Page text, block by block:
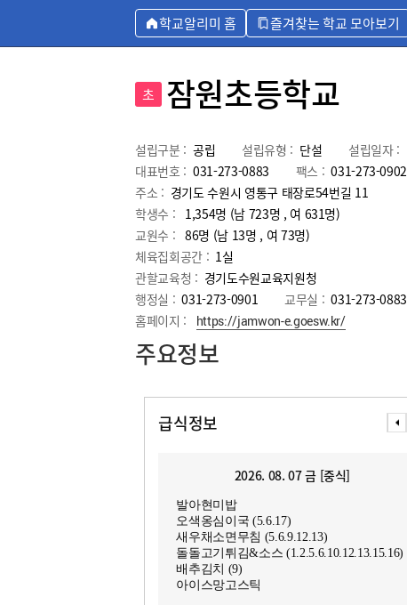
학교알리미 홈 즐겨찾는 학교 모아보기
초 잠원초등학교
설립구분 : 공립 설립유형 : 단설 설립일자 :
대표번호 : 031-273-0883 팩스 : 031-273-0902
주소 : 경기도 수원시 영통구 태장로54번길 11
학생수 : 1,354명 (남 723명 , 여 631명)
교원수 : 86명 (남 13명 , 여 73명)
체육집회공간 : 1실
관할교육청 : 경기도수원교육지원청
행정실 : 031-273-0901 교무실 : 031-273-0883
홈페이지 :
https://jamwon-e.goesw.kr/
주요정보
급식정보
2026. 08. 07 금 [중식]
발아현미밥
오색옹심이국 (5.6.17)
새우채소면무침 (5.6.9.12.13)
돌돌고기튀김&소스 (1.2.5.6.10.12.13.15.16)
배추김치 (9)
아이스망고스틱